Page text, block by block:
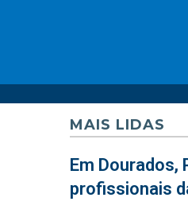
MAIS LIDAS
Em Dourados,
profissionais